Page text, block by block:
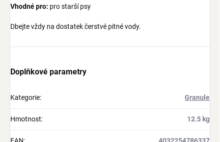
Vhodné pro: pro starší psy
Dbejte vždy na dostatek čerstvé pitné vody.
Doplňkové parametry
Kategorie: Granule
Hmotnost: 12.5 kg